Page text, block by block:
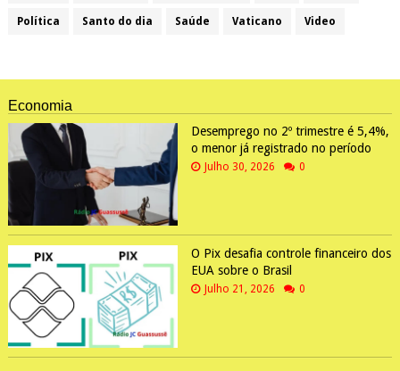
Política Santo do dia Saúde Vaticano Video
Economia
Desemprego no 2º trimestre é 5,4%,
o menor já registrado no período
Julho 30, 2026 0
O Pix desafia controle financeiro dos
EUA sobre o Brasil
Julho 21, 2026 0